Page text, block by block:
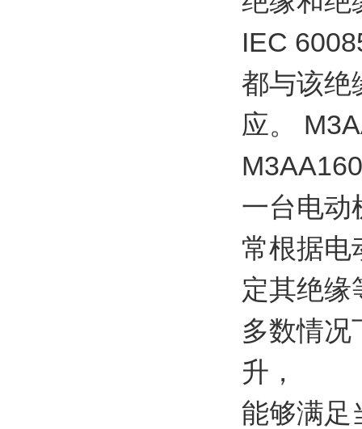
IEC
都与该绝
应。
一台电动
常根据电
定其绝缘
多数情况
升，
能够满足